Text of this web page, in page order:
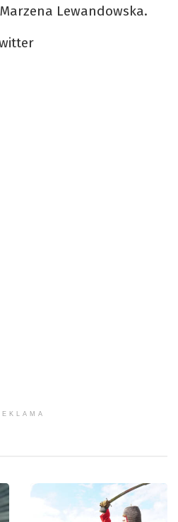
Lewandowska.